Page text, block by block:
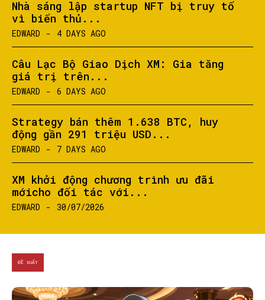
SEARCH...
Nhà sáng lập startup NFT bị truy tố
vì biển thủ...
EDWARD - 4 DAYS AGO
Câu Lạc Bộ Giao Dịch XM: Gia tăng
giá trị trên...
EDWARD - 6 DAYS AGO
Strategy bán thêm 1.638 BTC, huy
động gần 291 triệu USD...
EDWARD - 7 DAYS AGO
XM khởi động chương trình ưu đãi
mớicho đối tác với...
EDWARD - 30/07/2026
ĐỀ XUẤT